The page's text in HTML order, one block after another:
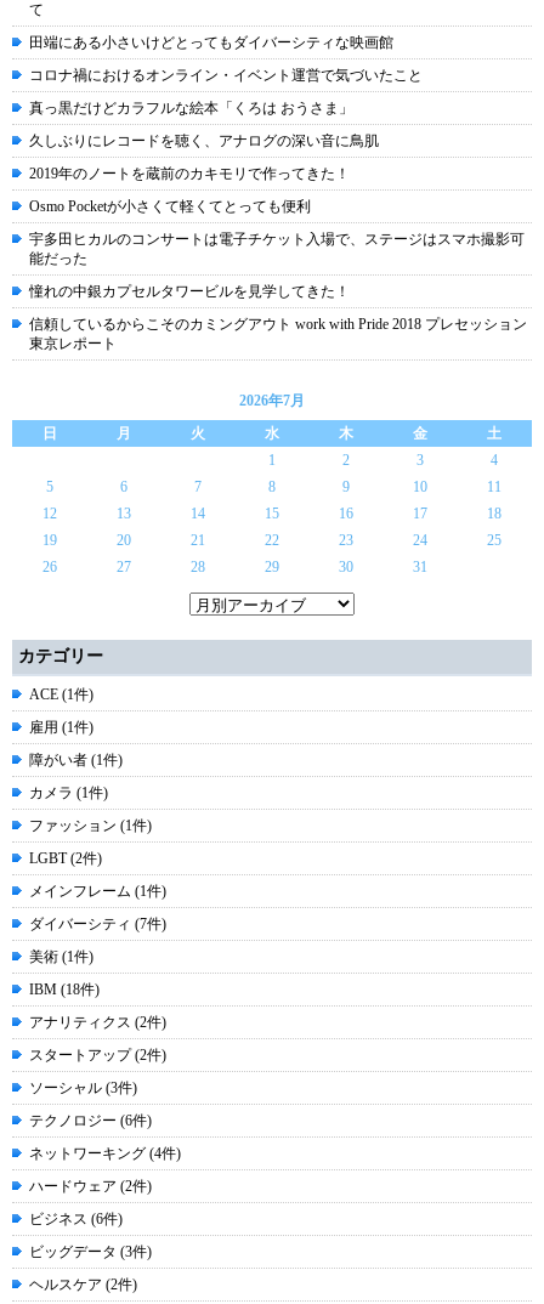
て
田端にある小さいけどとってもダイバーシティな映画館
コロナ禍におけるオンライン・イベント運営で気づいたこと
真っ黒だけどカラフルな絵本「くろは おうさま」
久しぶりにレコードを聴く、アナログの深い音に鳥肌
2019年のノートを蔵前のカキモリで作ってきた！
Osmo Pocketが小さくて軽くてとっても便利
宇多田ヒカルのコンサートは電子チケット入場で、ステージはスマホ撮影可
能だった
憧れの中銀カプセルタワービルを見学してきた！
信頼しているからこそのカミングアウト work with Pride 2018 プレセッション
東京レポート
2026年7月
日
月 火 水 木 金
土
1
2 3
4
5
6 7 8 9 10
11
12
13 14 15 16 17
18
19
20 21 22 23 24
25
26
27 28 29 30 31
カテゴリー
ACE (1件)
雇用 (1件)
障がい者 (1件)
カメラ (1件)
ファッション (1件)
LGBT (2件)
メインフレーム (1件)
ダイバーシティ (7件)
美術 (1件)
IBM (18件)
アナリティクス (2件)
スタートアップ (2件)
ソーシャル (3件)
テクノロジー (6件)
ネットワーキング (4件)
ハードウェア (2件)
ビジネス (6件)
ビッグデータ (3件)
ヘルスケア (2件)